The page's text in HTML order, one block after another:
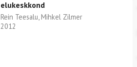
elukeskkond
Rein Teesalu, Mihkel Zilmer
2012